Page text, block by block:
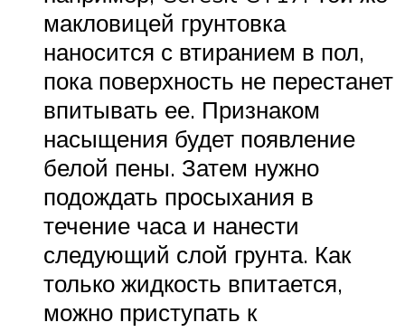
макловицей грунтовка
наносится с втиранием в пол,
пока поверхность не перестанет
впитывать ее. Признаком
насыщения будет появление
белой пены. Затем нужно
подождать просыхания в
течение часа и нанести
следующий слой грунта. Как
только жидкость впитается,
можно приступать к